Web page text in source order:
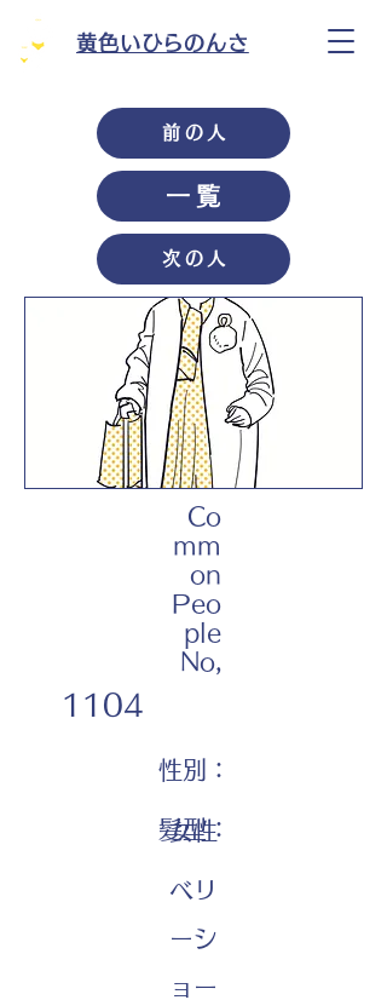
黄色いひらのんさ
前の人
一覧
次の人
Co
mm
on
Peo
ple
No,
1104
性別：
女性
髪型：
ベリ
ーシ
ョー